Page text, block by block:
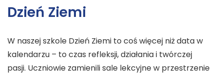
Dzień Ziemi
W naszej szkole Dzień Ziemi to coś więcej niż data w
kalendarzu – to czas refleksji, działania i twórczej
pasji. Uczniowie zamienili sale lekcyjne w przestrzenie